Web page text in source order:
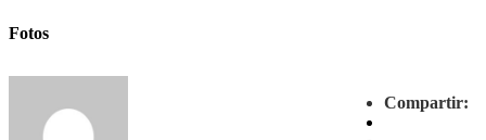
Fotos
Compartir: